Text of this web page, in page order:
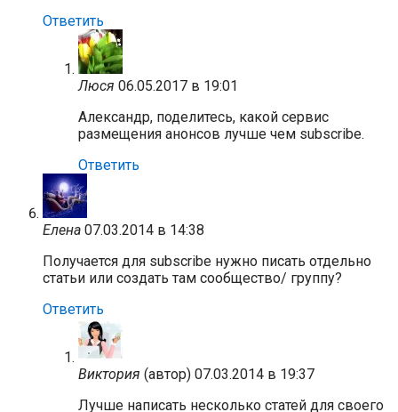
Ответить
Люся 06.05.2017 в 19:01
Александр, поделитесь, какой сервис
размещения анонсов лучше чем subscribe.
Ответить
Елена 07.03.2014 в 14:38
Получается для subscribe нужно писать отдельно
статьи или создать там сообщество/ группу?
Ответить
Виктория (автор) 07.03.2014 в 19:37
Лучше написать несколько статей для своего